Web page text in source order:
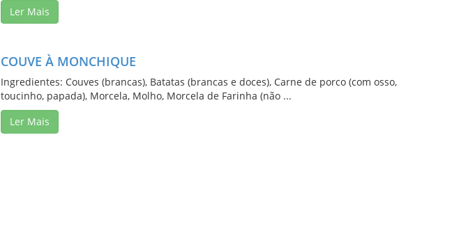
Ler Mais
COUVE À MONCHIQUE
Ingredientes: Couves (brancas), Batatas (brancas e doces), Carne de porco (com osso,
toucinho, papada), Morcela, Molho, Morcela de Farinha (não ...
Ler Mais